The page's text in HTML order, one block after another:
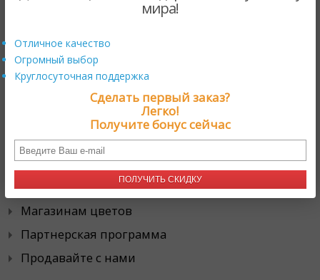
Действующие промо-акции
Сотрудничество
Корпоративным клиентам
Магазинам цветов
Партнерская программа
Продавайте с нами
мира!
Отличное качество
Огромный выбор
Круглосуточная поддержка
Сделать первый заказ?
Легко!
Получите бонус сейчас
ПОЛУЧИТЬ СКИДКУ